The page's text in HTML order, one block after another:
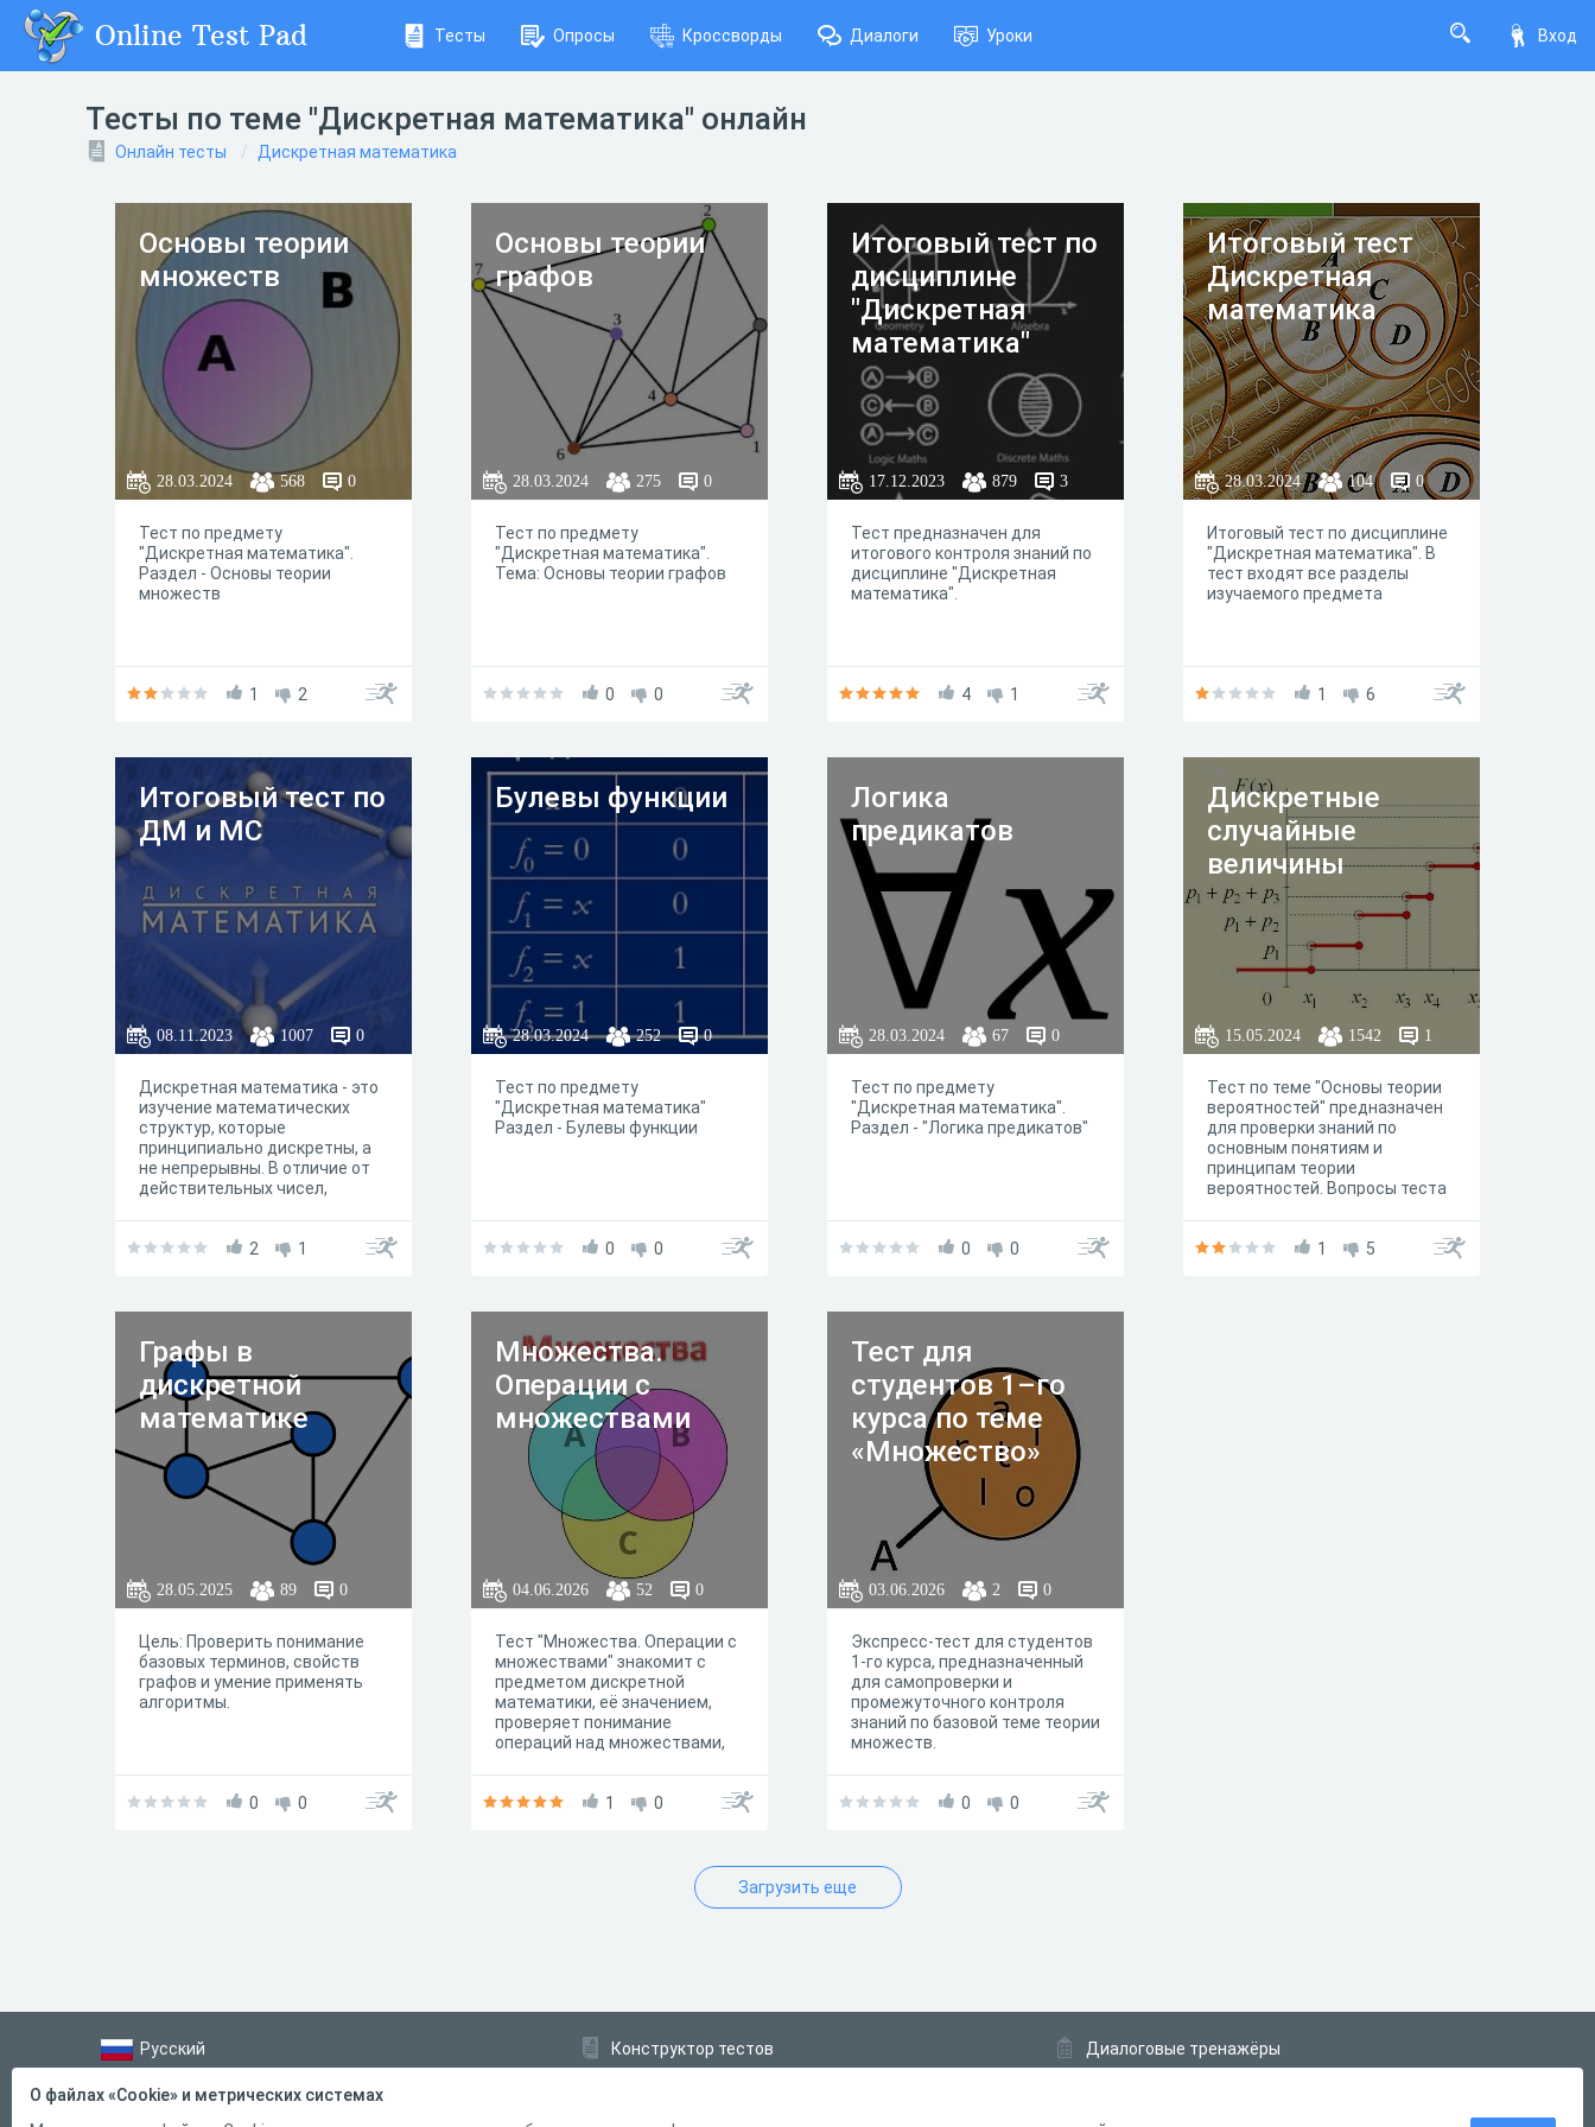
Вход
Online Test Pad Тесты Опросы Кроссворды Диалоги Уроки
Тесты по теме "Дискретная математика" онлайн
Онлайн тесты Дискретная математика
Основы теории
множеств
28.03.2024 568 0
Тест по предмету
"Дискретная математика".
Раздел - Основы теории
множеств
1 2
Основы теории
графов
28.03.2024 275 0
Тест по предмету
"Дискретная математика".
Тема: Основы теории графов
0 0
Итоговый тест по
дисциплине
"Дискретная
математика"
17.12.2023 879 3
Тест предназначен для
итогового контроля знаний по
дисциплине "Дискретная
математика".
4 1
Итоговый тест
Дискретная
математика
28.03.2024 104 0
Итоговый тест по дисциплине
"Дискретная математика". В
тест входят все разделы
изучаемого предмета
1 6
Итоговый тест по
ДМ и МС
08.11.2023 1007 0
Дискретная математика - это
изучение математических
структур, которые
принципиально дискретны, а
не непрерывны. В отличие от
действительных чисел,
изучаемые
графики и утверждения в
образом плавно, а имеют
различные, разделенные
значения.
2 1
Булевы функции
28.03.2024 252 0
Тест по предмету
"Дискретная математика"
Раздел - Булевы функции
0 0
Логика
предикатов
28.03.2024 67 0
Тест по предмету
"Дискретная математика".
Раздел - "Логика предикатов"
0 0
Дискретные
случайные
величины
15.05.2024 1542 1
Тест по теме "Основы теории
вероятностей" предназначен
для проверки знаний по
основным понятиям и
принципам теории
вероятностей. Вопросы теста
случайные события,
1 5
Графы в
дискретной
математике
28.05.2025 89 0
Цель: Проверить понимание
базовых терминов, свойств
графов и умение применять
алгоритмы.
0 0
Множества.
Операции с
множествами
04.06.2026 52 0
Тест "Множества. Операции с
множествами" знакомит с
предметом дискретной
математики, её значением,
проверяет понимание
операций над множествами,
разность множеств.
1 0
Тест для
студентов 1–го
курса по теме
«Множество»
03.06.2026 2 0
Экспресс-тест для студентов
1-го курса, предназначенный
для самопроверки и
промежуточного контроля
знаний по базовой теме теории
множеств.
0 0
Загрузить еще
Русский
Справка
Конструктор тестов
Диалоговые тренажёры
О файлах «Cookie» и метрических системах